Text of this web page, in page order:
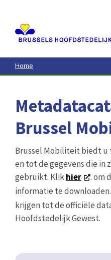
contenu
principal
Home
Brussel
Brussel Mobiliteit biedt u
en tot de gegevens die in
gebruikt. Klikhier
. om
informatie te
krijgen tot de officiële
Hoofdstedelijk Gewest.